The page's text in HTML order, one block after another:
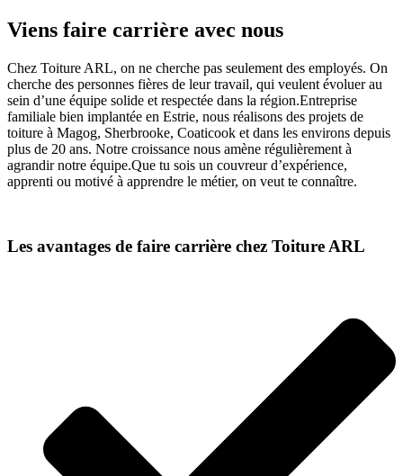
Viens faire carrière avec nous
Chez Toiture ARL, on ne cherche pas seulement des employés. On
cherche des personnes fières de leur travail, qui veulent évoluer au
sein d’une équipe solide et respectée dans la région.Entreprise
familiale bien implantée en Estrie, nous réalisons des projets de
toiture à Magog, Sherbrooke, Coaticook et dans les environs depuis
plus de 20 ans. Notre croissance nous amène régulièrement à
agrandir notre équipe.Que tu sois un couvreur d’expérience,
apprenti ou motivé à apprendre le métier, on veut te connaître.
Les avantages de faire carrière chez Toiture ARL